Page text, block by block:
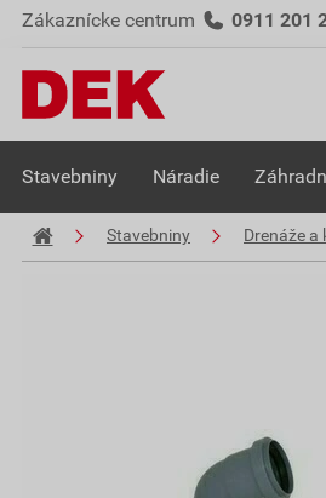
Zákaznícke centrum 0911 201
Stavebniny Náradie
Stavebniny Drenáže a